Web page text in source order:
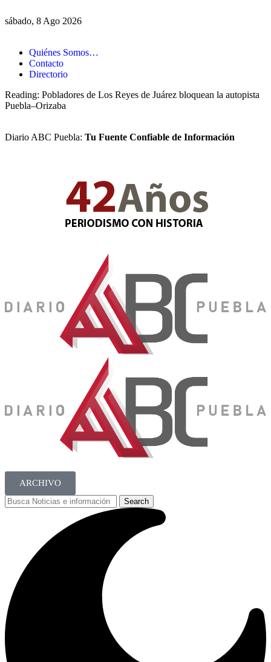
sábado, 8 Ago 2026
Quiénes Somos…
Contacto
Directorio
Reading: Pobladores de Los Reyes de Juárez bloquean la autopista
Puebla–Orizaba
Diario ABC Puebla: Tu Fuente Confiable de Información
ARCHIVO